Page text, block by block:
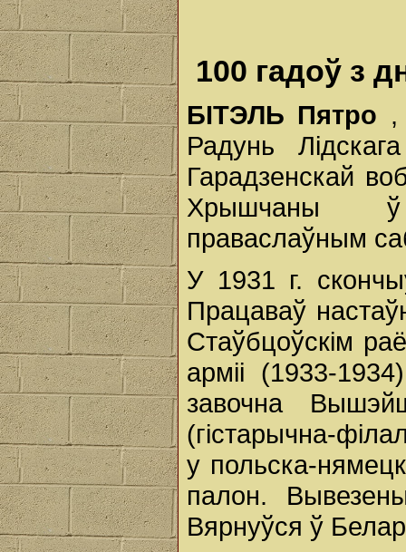
100 гадоў з
БІТЭЛЬ Пятро ,
Радунь
Гарадзенскай
Хрышчаны ў
праваслаўным
У 1931 г.
Працаваў
Стаўбцоўскім
арміі (1933-
завочна
(гістарычна-
у польска-
палон.
Вярнуўся ў